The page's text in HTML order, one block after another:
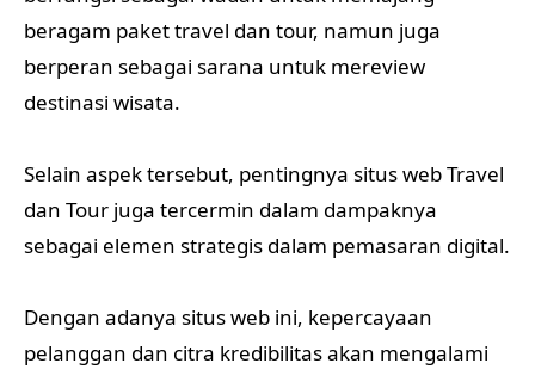
beragam paket travel dan tour, namun juga
berperan sebagai sarana untuk mereview
destinasi wisata.
Selain aspek tersebut, pentingnya situs web Travel
dan Tour juga tercermin dalam dampaknya
sebagai elemen strategis dalam pemasaran digital.
Dengan adanya situs web ini, kepercayaan
pelanggan dan citra kredibilitas akan mengalami